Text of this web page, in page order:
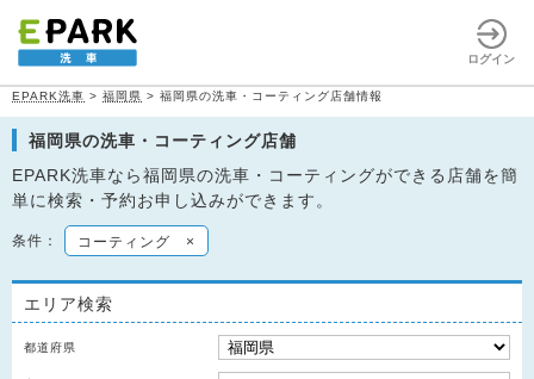
ログイン
EPARK洗車 > 福岡県 > 福岡県の洗車・コーティング店舗情報
福岡県の洗車・コーティング店舗
EPARK洗車なら福岡県の洗車・コーティングができる店舗を簡
単に検索・予約お申し込みができます。
条件： コーティング ×
エリア検索
都道府県